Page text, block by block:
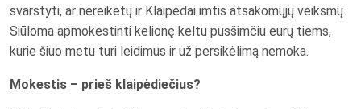
svarstyti, ar nereikėtų ir Klaipėdai imtis atsakomųjų veiksmų.
Siūloma apmokestinti kelionę keltu pusšimčiu eurų tiems,
kurie šiuo metu turi leidimus ir už persikėlimą nemoka.
Mokestis – prieš klaipėdiečius?